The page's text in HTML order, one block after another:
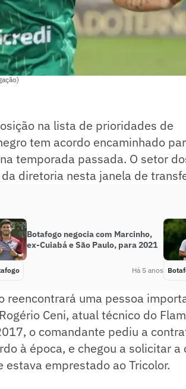
na lista de prioridades de
tem acordo encaminhado
temporada passada. O setor
diretoria nesta janela de
Botafogo negocia com Marcinho,
ex-Cuiabá e São Paulo, para 2021
Há 5 anos
reencontrará uma pessoa
Ceni, atual técnico do
o comandante pediu a
à época, e chegou a solicitar a
emprestado ao Tricolor.